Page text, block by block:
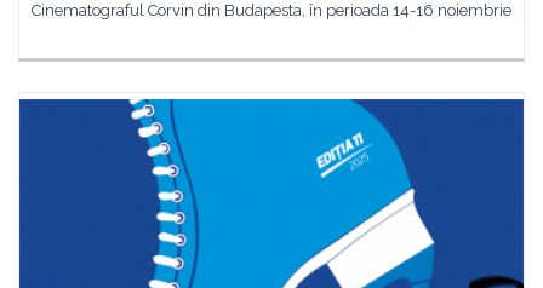
Cinematograful Corvin din Budapesta, în perioada 14-16 noiembrie